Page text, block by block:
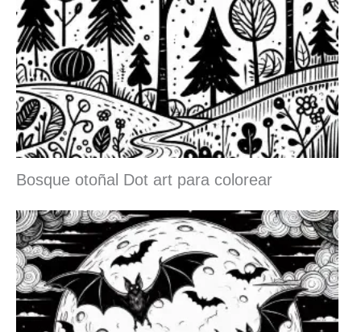
Bosque otoñal Dot art para colorear